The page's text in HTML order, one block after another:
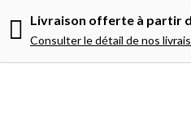
Livraison offerte à partir
Consulter le détail de nos